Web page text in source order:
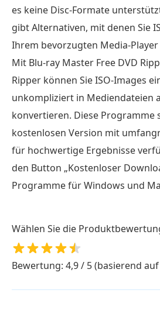
es keine Disc-Formate
gibt Alternativen, mit denen Sie
Ihrem bevorzugten Media-
Mit Blu-ray Master Free DVD
Ripper können Sie ISO-Images
unkompliziert in Mediendateien
konvertieren. Diese Programme
kostenlosen Version mit
für hochwertige Ergebnisse
den Button „Kostenloser
Programme für Windows und
Wählen Sie die
Bewertung: 4,9 / 5 (basierend